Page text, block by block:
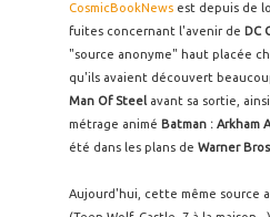
CosmicBookNews est depuis de
fuites concernant l'avenir de DC
"source anonyme" haut placée
qu'ils avaient découvert
Man Of Steel avant sa sortie,
métrage animé Batman : Arkham
été dans les plans de Warner Bros
Aujourd'hui, cette même source